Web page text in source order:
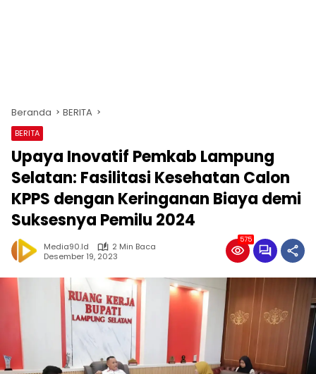
Beranda BERITA
BERITA
Upaya Inovatif Pemkab Lampung
Selatan: Fasilitasi Kesehatan Calon
KPPS dengan Keringanan Biaya demi
Suksesnya Pemilu 2024
Media90.id
2 Min Baca
Desember 19, 2023
575